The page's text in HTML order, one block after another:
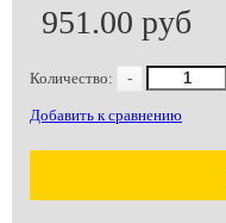
951.00 руб
Количество: -
Добавить к сравнению